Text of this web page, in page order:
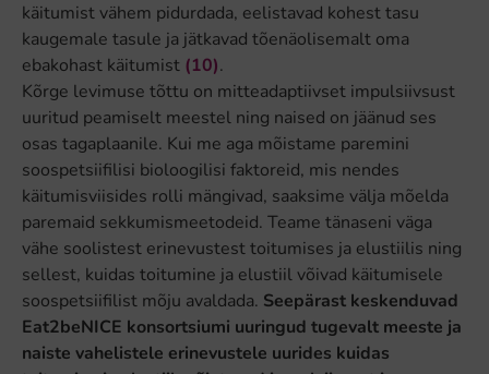
käitumist vähem pidurdada, eelistavad kohest tasu
kaugemale tasule ja jätkavad tõenäolisemalt oma
ebakohast käitumist (10).
Kõrge levimuse tõttu on mitteadaptiivset impulsiivsust
uuritud peamiselt meestel ning naised on jäänud ses
osas tagaplaanile. Kui me aga mõistame paremini
soospetsiifilisi bioloogilisi faktoreid, mis nendes
käitumisviisides rolli mängivad, saaksime välja mõelda
paremaid sekkumismeetodeid. Teame tänaseni väga
vähe soolistest erinevustest toitumises ja elustiilis ning
sellest, kuidas toitumine ja elustiil võivad käitumisele
soospetsiifilist mõju avaldada. Seepärast keskenduvad
Eat2beNICE konsortsiumi uuringud tugevalt meeste ja
naiste vahelistele erinevustele uurides kuidas